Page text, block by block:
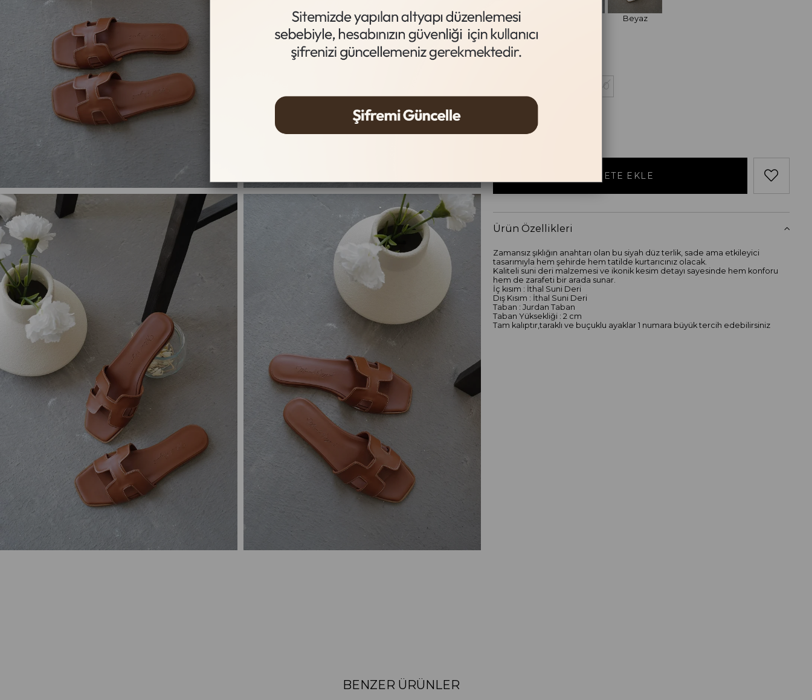
Siyah Beyaz
Beden Tablosu
40
Ürün Özellikleri
Zamansız şıklığın anahtarı olan bu siyah düz terlik, sade ama etkileyici
tasarımıyla hem şehirde hem tatilde kurtarıcınız olacak.
Kaliteli suni deri malzemesi ve ikonik kesim detayı sayesinde hem konforu
hem de zarafeti bir arada sunar.
İç kısım : İthal Suni Deri
Dış Kısım : İthal Suni Deri
Taban : Jurdan Taban
Taban Yüksekliği : 2 cm
Tam kalıptır,taraklı ve buçuklu ayaklar 1 numara büyük tercih edebilirsiniz
BENZER ÜRÜNLER